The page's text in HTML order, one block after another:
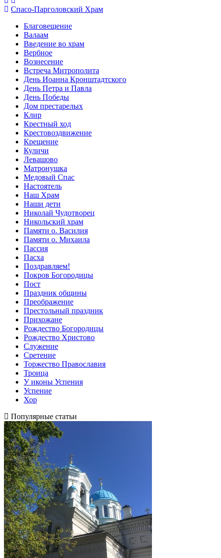
Спасо-Парголовский Храм
Благовещение
Валаам
Введение во храм
Вербное
Вознесение
Встреча Митрополита
День Иоанна Кронштадтского
День Петра и Павла
День Победы
Дом престарелых
Клир
Крестный ход
Крестовоздвижение
Крещение
Куличи
Левашово
Матронушка
Медовый Спас
Настоятель
Наш Храм
Наши дети
Николай Чудотворец
Никольский храм
Памяти о. Василия
Памяти о. Михаила
Пассия
Пасха
Поздравляем!
Покров Богородицы
Пост
Праздник общины
Преображение
Престольный праздник
Прихожане
Рождество Богородицы
Рождество Христово
Служение
Сретение
Торжество Православия
Троица
У иконы Успения
Успение
Хор
Популярные статьи